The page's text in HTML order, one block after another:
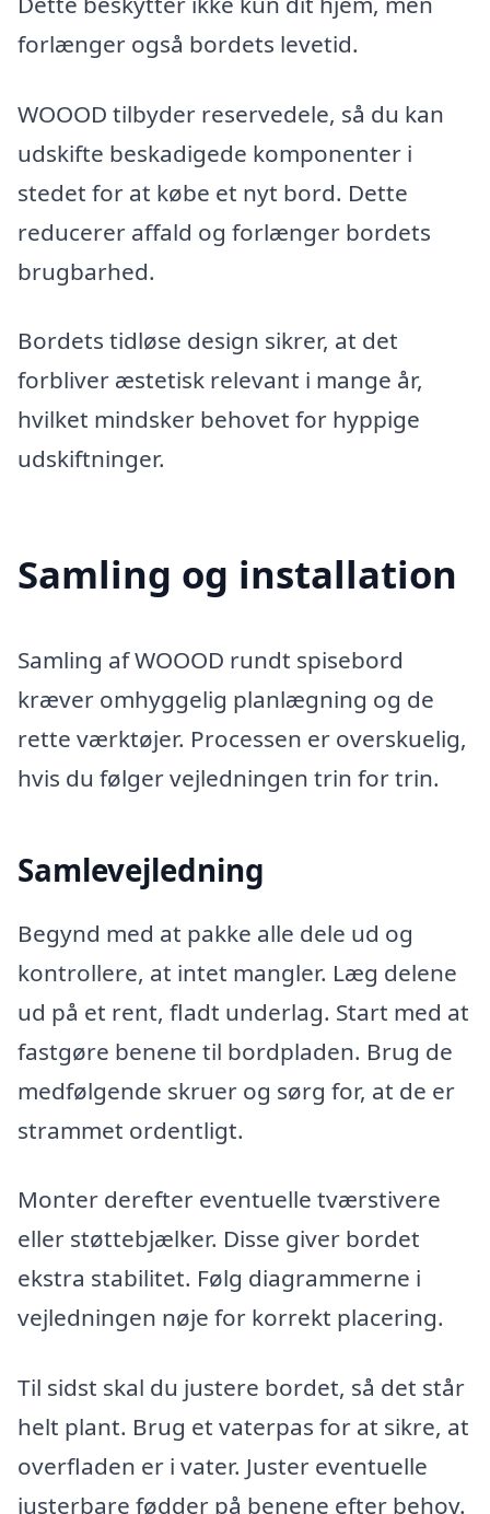
forlænger også bordets levetid.
WOOOD tilbyder reservedele, så du kan
udskifte beskadigede komponenter i
stedet for at købe et nyt bord. Dette
reducerer affald og forlænger bordets
brugbarhed.
Bordets tidløse design sikrer, at det
forbliver æstetisk relevant i mange år,
hvilket mindsker behovet for hyppige
udskiftninger.
Samling og installation
Samling af WOOOD rundt spisebord
kræver omhyggelig planlægning og de
rette værktøjer. Processen er overskuelig,
hvis du følger vejledningen trin for trin.
Samlevejledning
Begynd med at pakke alle dele ud og
kontrollere, at intet mangler. Læg delene
ud på et rent, fladt underlag. Start med at
fastgøre benene til bordpladen. Brug de
medfølgende skruer og sørg for, at de er
strammet ordentligt.
Monter derefter eventuelle tværstivere
eller støttebjælker. Disse giver bordet
ekstra stabilitet. Følg diagrammerne i
vejledningen nøje for korrekt placering.
Til sidst skal du justere bordet, så det står
helt plant. Brug et vaterpas for at sikre, at
overfladen er i vater. Juster eventuelle
justerbare fødder på benene efter behov.